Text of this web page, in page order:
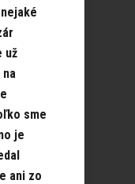
už
na
sme
je
ani zo